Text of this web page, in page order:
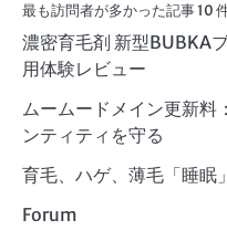
最も訪問者が多かった記事 10
濃密育毛剤 新型BUBKA
用体験レビュー
ムームードメイン更新
ンティティを守る
育毛、ハゲ、薄毛「睡眠
Forum